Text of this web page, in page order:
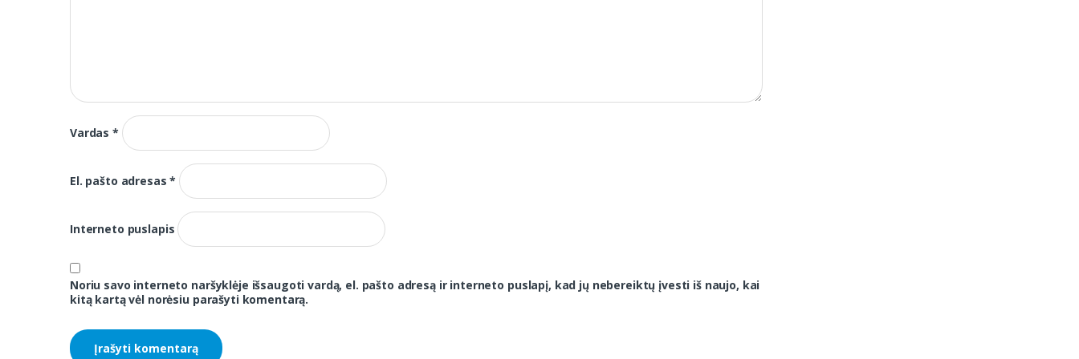
Vardas*
El. pašto adresas*
Interneto puslapis
Noriu savo interneto naršyklėje išsaugoti vardą, el. pašto adresą ir interneto puslapį, kad jų nebereiktų įvesti iš naujo, kai
kitą kartą vėl norėsiu parašyti komentarą.